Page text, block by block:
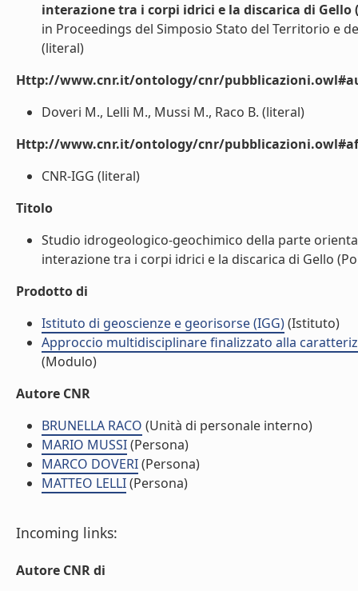
interazione tra i corpi idrici e la discarica di Gello
in Proceedings del Simposio Stato del Territorio e
(literal)
Http://www.cnr.it/ontology/cnr/
Doveri M., Lelli M., Mussi M., Raco B. (literal)
Http://www.cnr.it/ontology/cnr/
CNR-IGG (literal)
Titolo
Studio idrogeologico-geochimico della parte
interazione tra i corpi idrici e la discarica di Gello
Prodotto di
Istituto di geoscienze e georisorse (IGG)(Istituto)
Approccio multidisciplinare finalizzato alla
(Modulo)
Autore CNR
BRUNELLA RACO (Unità di personale interno)
MARIO MUSSI(Persona)
MARCO DOVERI(Persona)
MATTEO LELLI(Persona)
Incoming links:
Autore CNR di